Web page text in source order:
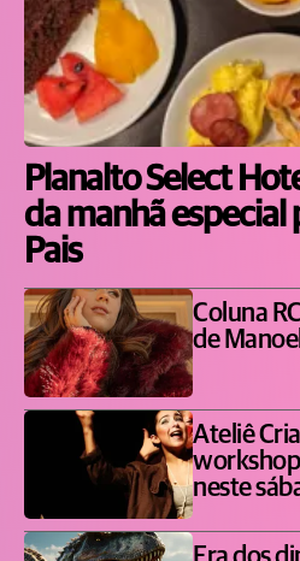
Planalto Select
da manhã especial
Pais
Coluna
de
Ateliê
neste